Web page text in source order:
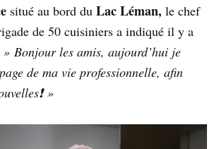
situé au bord du Lac Léman, le chef
de 50 cuisiniers a indiqué il y a
» Bonjour les amis, aujourd’hui je
de ma vie professionnelle, afin
»